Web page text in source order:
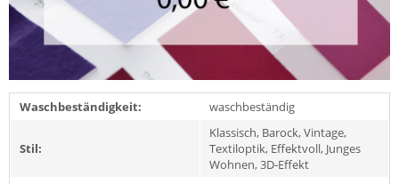
Waschbeständigkeit: waschbeständig
Stil:
Klassisch, Barock, Vintage,
Textiloptik, Effektvoll, Junges
Wohnen, 3D-Effekt